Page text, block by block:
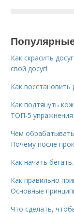
Как скрасить
свой досуг!
Как
Как подтянуть
ТОП-5
Чем
Почему после
Как начать
Как правильно
Основные
Что сделать,